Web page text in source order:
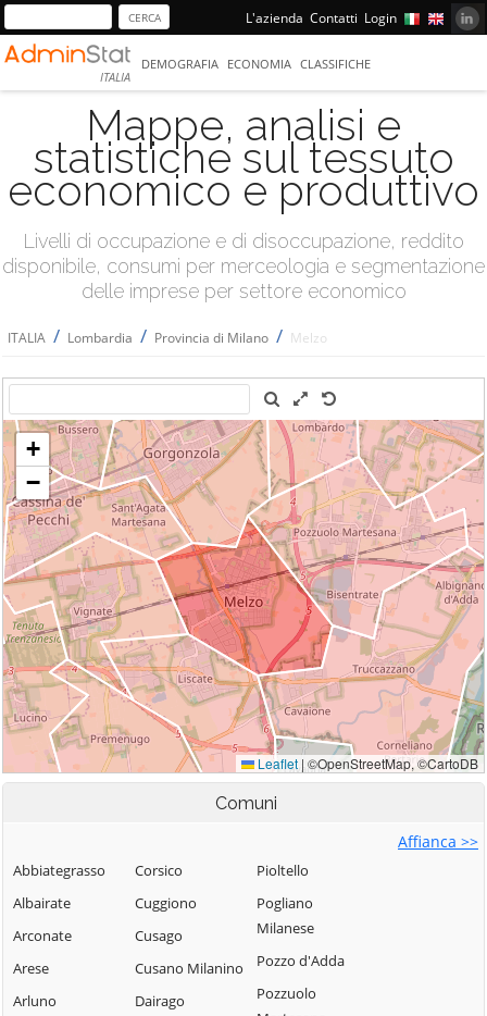
L'azienda Contatti Login
ITALIA
DEMOGRAFIA ECONOMIA CLASSIFICHE
Mappe, analisi e
statistiche sul tessuto
economico e produttivo
Livelli di occupazione e di disoccupazione, reddito
disponibile, consumi per merceologia e segmentazione
delle imprese per settore economico
ITALIA / Lombardia / Provincia di Milano / Melzo
Comuni
Affianca >>
Abbiategrasso
Albairate
Arconate
Arese
Arluno
Corsico
Cuggiono
Cusago
Cusano Milanino
Dairago
Pioltello
Pogliano
Milanese
Pozzo d'Adda
Pozzuolo